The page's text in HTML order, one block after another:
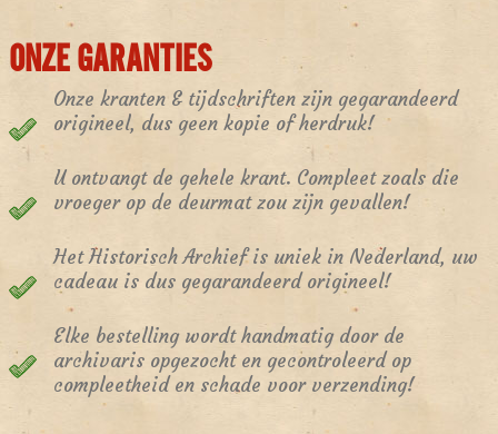
ONZE GARANTIES
Onze kranten & tijdschriften zijn gegarandeerd
origineel, dus geen kopie of herdruk!
U ontvangt de gehele krant. Compleet zoals die
vroeger op de deurmat zou zijn gevallen!
Het Historisch Archief is uniek in Nederland, uw
cadeau is dus gegarandeerd origineel!
Elke bestelling wordt handmatig door de
archivaris opgezocht en gecontroleerd op
compleetheid en schade voor verzending!